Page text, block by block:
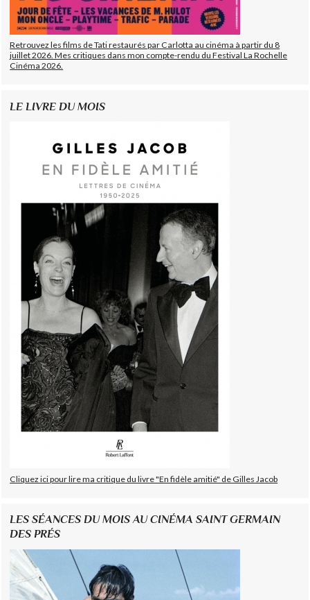
Retrouvez les films de Tati restaurés par Carlotta au cinéma à partir du 8
juillet 2026. Mes critiques dans mon compte-rendu du Festival La Rochelle
Cinéma 2026.
LE LIVRE DU MOIS
Cliquez ici pour lire ma critique du livre "En fidèle amitié" de Gilles Jacob
LES SÉANCES DU MOIS AU CINÉMA SAINT GERMAIN
DES PRÉS